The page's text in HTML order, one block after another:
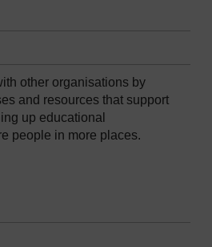
other organisations by
and resources that support
up educational
people in more places.